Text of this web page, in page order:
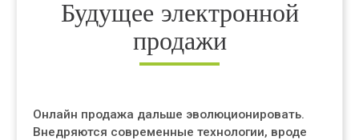
Будущее электронной
продажи
Онлайн продажа дальше эволюционировать.
Внедряются современные технологии, вроде